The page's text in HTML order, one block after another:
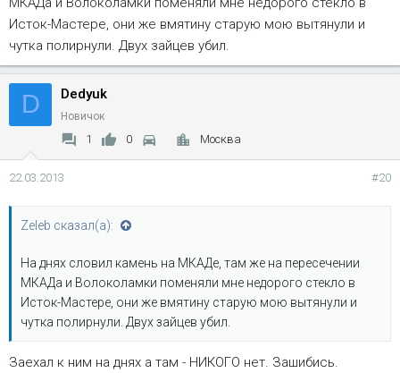
Исток-Мастере, они же вмятину старую мою вытянули и
чутка полирнули. Двух зайцев убил.
D Dedyuk
Новичок
1 0 Москва
22.03.2013 #20
Zeleb сказал(а):
На днях словил камень на МКАДе, там же на пересечении
МКАДа и Волоколамки поменяли мне недорого стекло в
Исток-Мастере, они же вмятину старую мою вытянули и
чутка полирнули. Двух зайцев убил.
Заехал к ним на днях а там - НИКОГО нет. Зашибись.